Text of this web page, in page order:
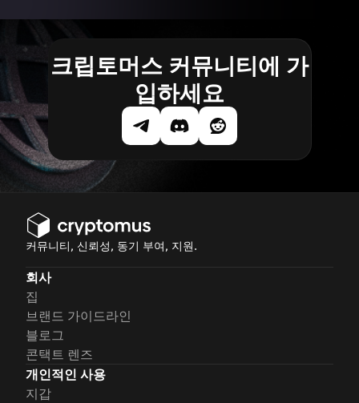
크립토머스 커뮤니티에 가
입하세요
커뮤니티, 신뢰성, 동기 부여, 지원.
회사
집
브랜드 가이드라인
블로그
콘택트 렌즈
개인적인 사용
지갑